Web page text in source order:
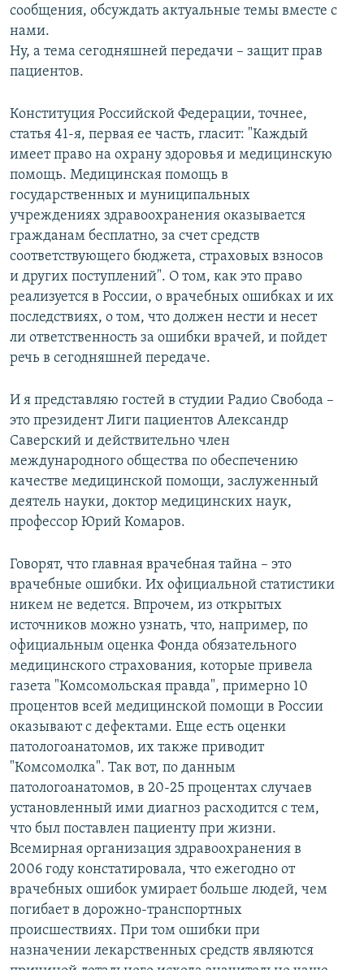
сообщения, обсуждать актуальные темы вместе с
нами.
Ну, а тема сегодняшней передачи – защит прав
пациентов.
Конституция Российской Федерации, точнее,
статья 41-я, первая ее часть, гласит: "Каждый
имеет право на охрану здоровья и медицинскую
помощь. Медицинская помощь в
государственных и муниципальных
учреждениях здравоохранения оказывается
гражданам бесплатно, за счет средств
соответствующего бюджета, страховых взносов
и других поступлений". О том, как это право
реализуется в России, о врачебных ошибках и их
последствиях, о том, что должен нести и несет
ли ответственность за ошибки врачей, и пойдет
речь в сегодняшней передаче.
И я представляю гостей в студии Радио Свобода –
это президент Лиги пациентов Александр
Саверский и действительно член
международного общества по обеспечению
качестве медицинской помощи, заслуженный
деятель науки, доктор медицинских наук,
профессор Юрий Комаров.
Говорят, что главная врачебная тайна – это
врачебные ошибки. Их официальной статистики
никем не ведется. Впрочем, из открытых
источников можно узнать, что, например, по
официальным оценка Фонда обязательного
медицинского страхования, которые привела
газета "Комсомольская правда", примерно 10
процентов всей медицинской помощи в России
оказывают с дефектами. Еще есть оценки
патологоанатомов, их также приводит
"Комсомолка". Так вот, по данным
патологоанатомов, в 20-25 процентах случаев
установленный ими диагноз расходится с тем,
что был поставлен пациенту при жизни.
Всемирная организация здравоохранения в
2006 году констатировала, что ежегодно от
врачебных ошибок умирает больше людей, чем
погибает в дорожно-транспортных
происшествиях. При том ошибки при
назначении лекарственных средств являются